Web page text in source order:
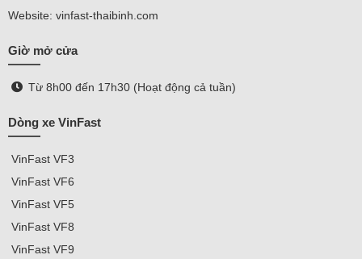
Website: vinfast-thaibinh.com
Giờ mở cửa
Từ 8h00 đến 17h30 (Hoạt động cả tuần)
Dòng xe VinFast
VinFast VF3
VinFast VF6
VinFast VF5
VinFast VF8
VinFast VF9